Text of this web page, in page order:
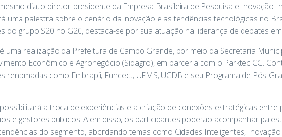
dia, o diretor-presidente da Empresa Brasileira de Pesquisa e Inovação
uma palestra sobre o cenário da inovação e as tendências tecnológicas no
do grupo S20 no G20, destaca-se por sua atuação na liderança de debates
uma realização da Prefeitura de Campo Grande, por meio da Secretaria
Econômico e Agronegócio (Sidagro), em parceria com o Parktec CG.
renomadas como Embrapii, Fundect, UFMS, UCDB e seu Programa de Pós-
a troca de experiências e a criação de conexões estratégicas entre
e gestores públicos. Além disso, os participantes poderão acompanhar
do segmento, abordando temas como Cidades Inteligentes,